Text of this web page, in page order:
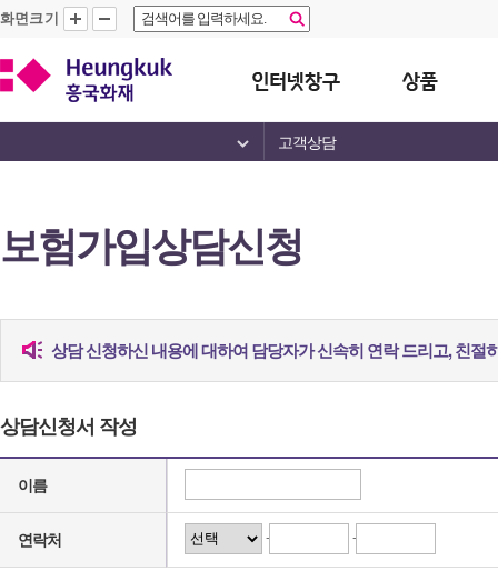
화면크기
고객상담
보험가입상담신청
상담 신청하신 내용에 대하여 담당자가 신속히 연락 드리고, 친절
상담신청서 작성
이름
연락처 - -